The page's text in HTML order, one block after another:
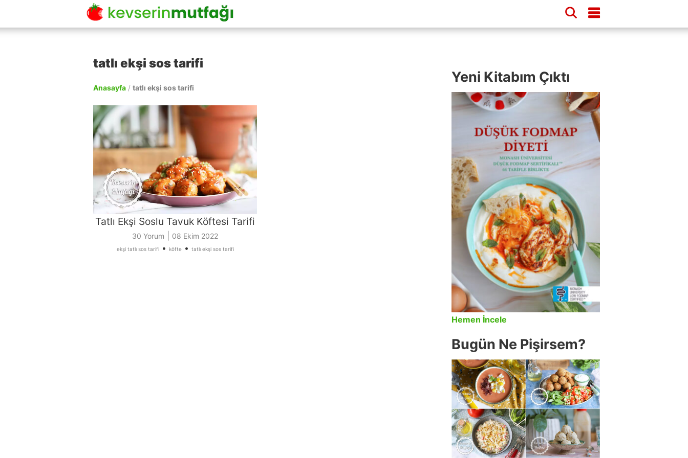
tatlı ekşi sos tarifi
Anasayfa / tatlı ekşi sos tarifi
Tatlı Ekşi Soslu Tavuk Köftesi Tarifi
30 Yorum 08 Ekim 2022
ekşi tatlı sos tarifi• köfte• tatlı ekşi sos tarifi
Yeni Kitabım Çıktı
Hemen İncele
Bugün Ne Pişirsem?